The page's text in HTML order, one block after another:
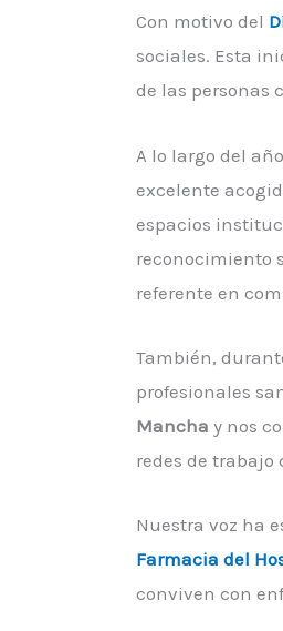
Con motivo del
sociales. Esta
de las personas
A lo largo del
excelente
espacios
reconocimiento
referente en
También,
profesionales
Mancha y nos
redes de
Nuestra voz ha
Farmacia del
conviven con